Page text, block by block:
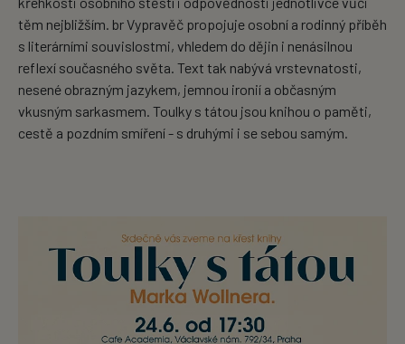
těm nejbližším. br Vypravěč propojuje osobní a rodinný příběh
s literárními souvislostmi, vhledem do dějin i nenásilnou
reflexí současného světa. Text tak nabývá vrstevnatosti,
nesené obrazným jazykem, jemnou ironií a občasným
vkusným sarkasmem. Toulky s tátou jsou knihou o paměti,
cestě a pozdním smíření - s druhými i se sebou samým.